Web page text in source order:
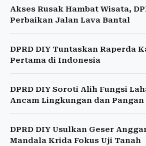
Akses Rusak Hambat Wisata,
Perbaikan Jalan Lava Bantal
DPRD DIY Tuntaskan Raperda
Pertama di Indonesia
DPRD DIY Soroti Alih Fungsi
Ancam Lingkungan dan Pangan
DPRD DIY Usulkan Geser
Mandala Krida Fokus Uji Tanah